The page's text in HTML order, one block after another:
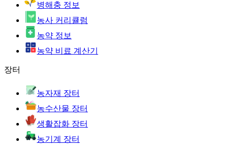
병해충 정보
농사 커리큘럼
농약 정보
농약 비료 계산기
장터
농자재 장터
농수산물 장터
생활잡화 장터
농기계 장터